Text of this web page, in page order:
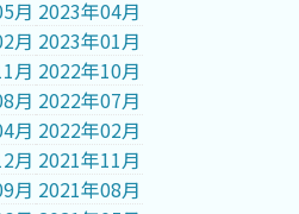
月 2023年04月
月 2023年01月
月 2022年10月
月 2022年07月
月 2022年02月
月 2021年11月
月 2021年08月